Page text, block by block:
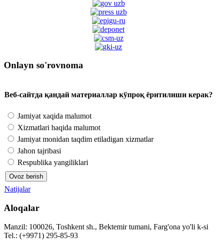
Onlayn so'rovnoma
Веб-сайтда қандай материаллар кўпроқ ёритилиши керак?
Jamiyat xaqida malumot
Xizmatlari haqida malumot
Jamiyat monidan taqdim etiladigan xizmatlar
Jahon tajribasi
Respublika yangiliklari
Natijalar
Aloqalar
Manzil: 100026, Toshkent sh., Bektemir tumani, Farg'ona yo'li k-si
Tel.: (+9971) 295-85-93